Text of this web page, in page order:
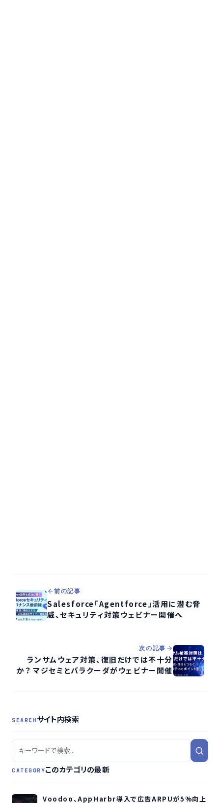
前の記事
Salesforce「Agentforce」活用に潜む脅
威、セキュリティ対策ウェビナー開催へ
次の記事
ランサムウェア対策、復旧だけでは不十分
か？ マジセミとバラクーダがウェビナー開催
SEARCHサイト内検索
CATEGORYこのカテゴリの最新
Voodoo、AppHarbr導入で広告ARPUが5%向上